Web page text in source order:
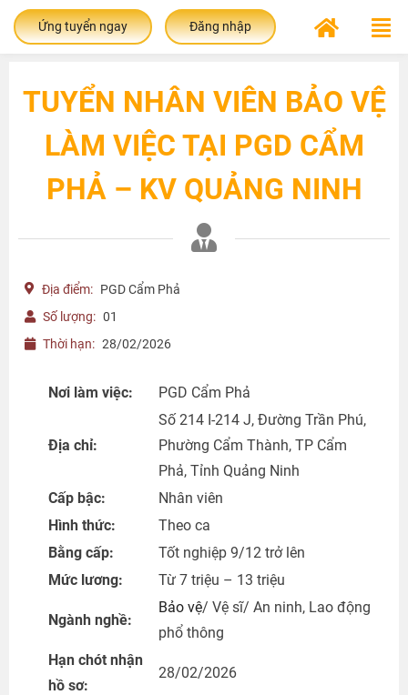
Ứng tuyển ngay Đăng nhập
TUYỂN NHÂN VIÊN BẢO VỆ
LÀM VIỆC TẠI PGD CẨM
PHẢ – KV QUẢNG NINH
Địa điểm: PGD Cẩm Phả
Số lượng: 01
Thời hạn: 28/02/2026
Nơi làm việc: PGD Cẩm Phả
Địa chỉ:
Số 214 I-214 J, Đường Trần Phú,
Phường Cẩm Thành, TP Cẩm
Phả, Tỉnh Quảng Ninh
Cấp bậc:
Nhân viên
Hình thức:
Theo ca
Bằng cấp:
Tốt nghiệp 9/12 trở lên
Mức lương:
Từ 7 triệu – 13 triệu
Ngành nghề:
Bảo vệ/ Vệ sĩ/ An ninh, Lao động
phổ thông
Hạn chót nhận
hồ sơ:
28/02/2026